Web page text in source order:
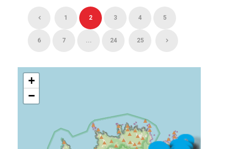
1 2 3 4 5
6 7 ... 24 25
+
−